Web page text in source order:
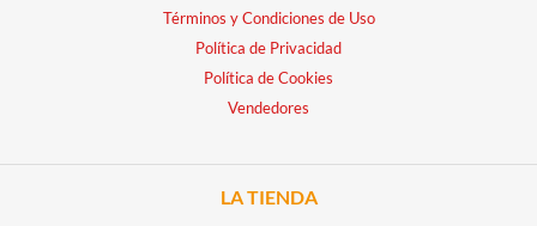
Términos y Condiciones de Uso
Política de Privacidad
Política de Cookies
Vendedores
LA TIENDA